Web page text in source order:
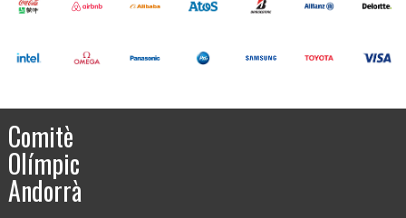
Comitè
Olímpic
Andorrà